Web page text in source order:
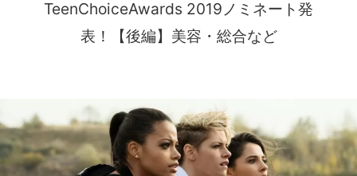
TeenChoiceAwards 2019ノミネート発
表！【後編】美容・総合など